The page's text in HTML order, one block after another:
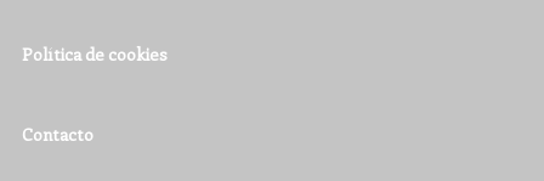
Política de cookies
Contacto